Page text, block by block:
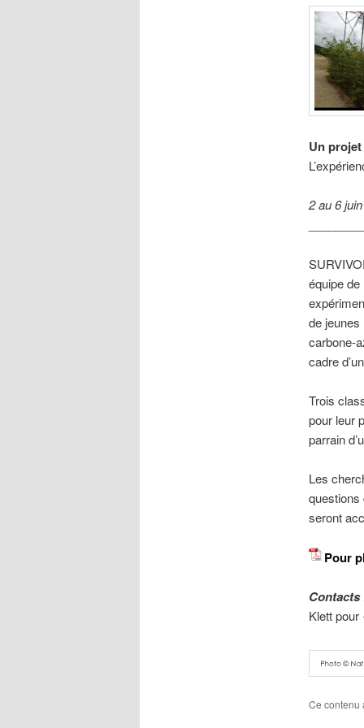
Un
2 au 6
équipe
de
carbone-
cadre
Trois
pour leur
parrain
Les
questions
seront
Pour
Contacts
Klett
Ce contenu